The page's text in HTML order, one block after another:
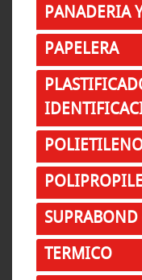
PANADERIA
PAPELERA
TERMICO